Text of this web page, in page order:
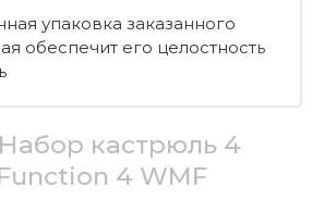
упаковка заказанного
обеспечит его целостность
Набор кастрюль 4
4 WMF